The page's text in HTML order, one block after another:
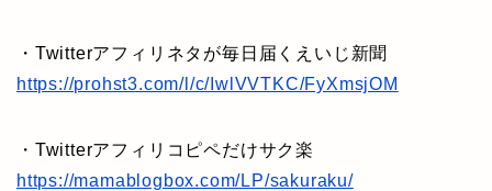
・Twitterアフィリネタが毎日届くえいじ新聞
https://prohst3.com/l/c/IwlVVTKC/FyXmsjOM
・Twitterアフィリコピペだけサク楽
https://mamablogbox.com/LP/sakuraku/